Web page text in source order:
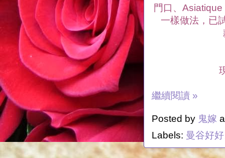
門口、
一樣做法，已
繼續閱讀 »
Posted by 鬼嫁
Labels: 曼谷好